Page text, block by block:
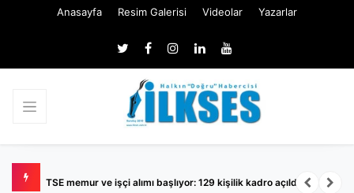
Anasayfa Resim Galerisi Videolar Yazarlar
TSE memur ve işçi alımı başlıyor: 129 kişilik kadro açıldı